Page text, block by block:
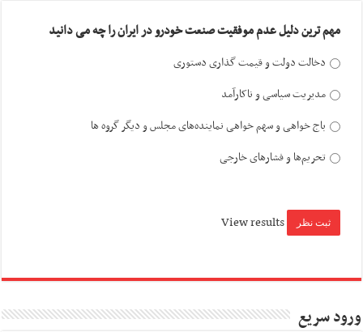
مهم ترین دلیل عدم موفقیت صنعت خودرو در ایران را چه می دانید
دخالت دولت و قیمت گذاری دستوری
مدیریت سیاسی و ناکارآمد
باج خواهی و سهم خواهی نماینده‌های مجلس و دیگر گروه ها
تحریم‌ها و فشارهای خارجی
View results
ورود سریع